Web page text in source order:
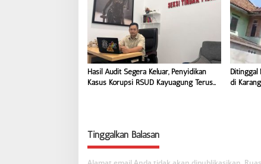
Hasil Audit Segera Keluar, Penyidikan
Kasus Korupsi RSUD Kayuagung Terus
Ditinggal
di
Tinggalkan Balasan